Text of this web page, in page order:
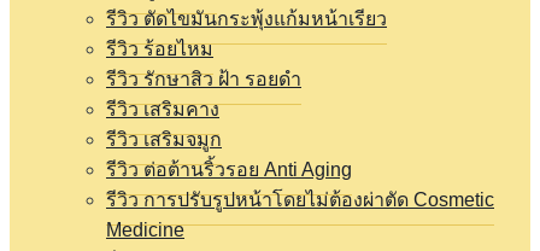
รีวิว ตัดไขมันกระพุ้งแก้มหน้าเรียว
รีวิว ร้อยไหม
รีวิว รักษาสิว ฝ้า รอยดำ
รีวิว เสริมคาง
รีวิว เสริมจมูก
รีวิว ต่อต้านริ้วรอย Anti Aging
รีวิว การปรับรูปหน้าโดยไม่ต้องผ่าตัด Cosmetic
Medicine